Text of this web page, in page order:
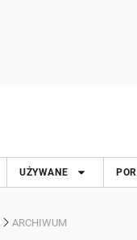
UŻYWANE
ARCHIWUM